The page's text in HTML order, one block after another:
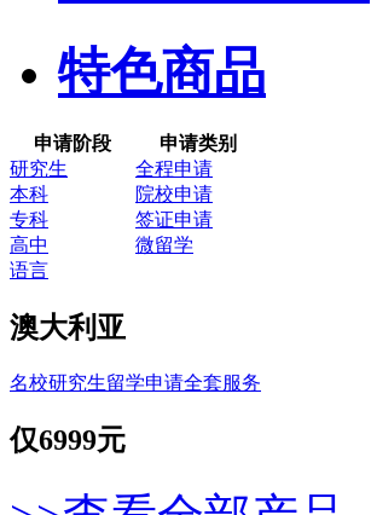
特色商品
申请阶段
申请类别
研究生
全程申请
本科
院校申请
专科
签证申请
高中
微留学
语言
澳大利亚
名校研究生留学申请全套服务
仅6999元